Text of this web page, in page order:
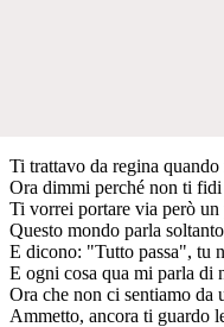
Ti trattavo da regina
Ora dimmi perché non ti
Ti vorrei portare via però un
Questo mondo parla
E dicono: "Tutto passa", tu
E ogni cosa qua mi parla di
Ora che non ci sentiamo da
Ammetto, ancora ti guardo